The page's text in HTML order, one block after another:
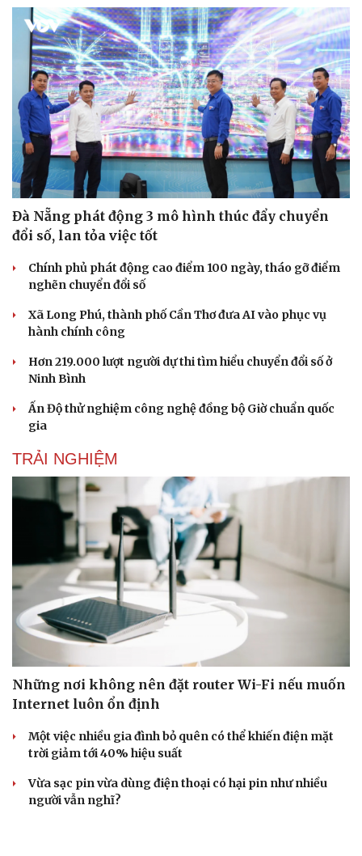
Đà Nẵng phát động 3 mô hình thúc đẩy chuyển
đổi số, lan tỏa việc tốt
Chính phủ phát động cao điểm 100 ngày, tháo gỡ điểm
nghẽn chuyển đổi số
Xã Long Phú, thành phố Cần Thơ đưa AI vào phục vụ
hành chính công
Hơn 219.000 lượt người dự thi tìm hiểu chuyển đổi số ở
Ninh Bình
Ấn Độ thử nghiệm công nghệ đồng bộ Giờ chuẩn quốc
gia
TRẢI NGHIỆM
Những nơi không nên đặt router Wi-Fi nếu muốn
Internet luôn ổn định
Một việc nhiều gia đình bỏ quên có thể khiến điện mặt
trời giảm tới 40% hiệu suất
Vừa sạc pin vừa dùng điện thoại có hại pin như nhiều
người vẫn nghĩ?